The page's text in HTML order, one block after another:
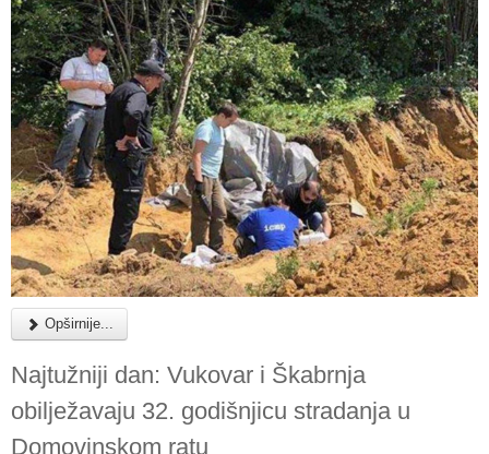
Opširnije...
Najtužniji dan: Vukovar i Škabrnja
obilježavaju 32. godišnjicu stradanja u
Domovinskom ratu